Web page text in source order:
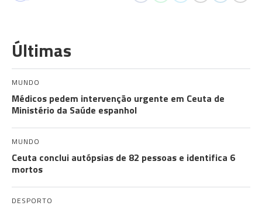
Últimas
MUNDO
Médicos pedem intervenção urgente em Ceuta de
Ministério da Saúde espanhol
MUNDO
Ceuta conclui autópsias de 82 pessoas e identifica 6
mortos
DESPORTO